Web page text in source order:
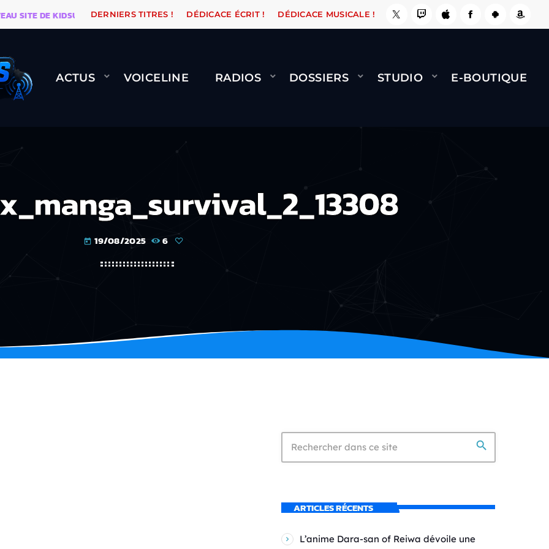
DE KIDSUNE WARÉTRO ORANGE ROAD QUI PASSE, ÇA LE FAIT ! NAMI BERNARD MINET -
DERNIERS TITRES ! DÉDICACE ÉCRIT ! DÉDICACE MUSICALE !
ACTUS VOICELINE RADIOS DOSSIERS STUDIO E-BOUTIQUE
today 19/08/2025 6
search
ARTICLES RÉCENTS
L’anime Dara-san of Reiwa dévoile une